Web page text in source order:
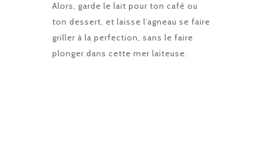
Alors, garde le lait pour ton café ou
ton dessert, et laisse l’agneau se faire
griller à la perfection, sans le faire
plonger dans cette mer laiteuse.